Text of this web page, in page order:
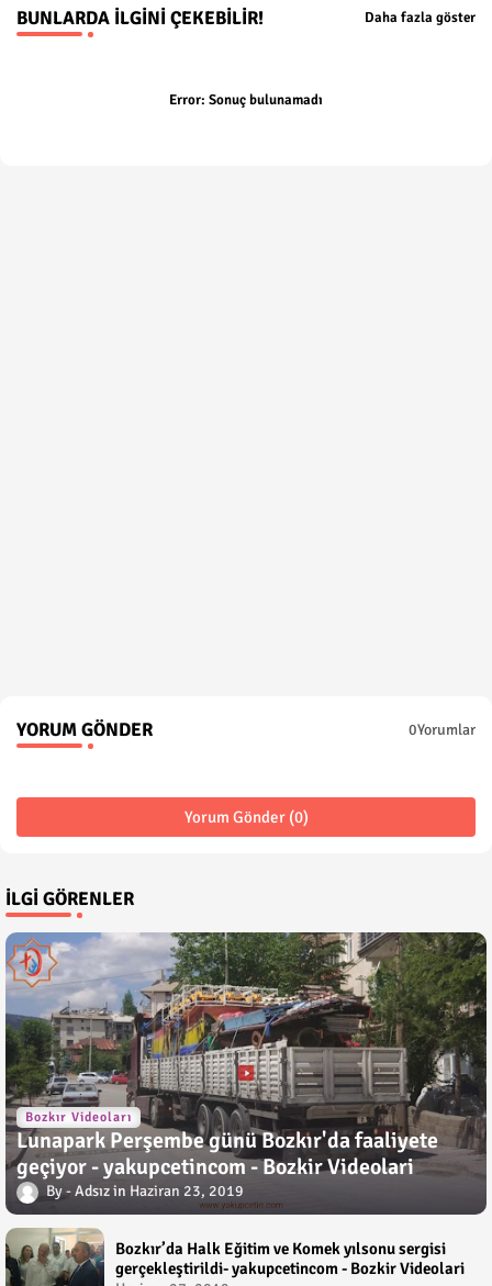
BUNLARDA İLGINI ÇEKEBILIR! Daha fazla göster
Error: Sonuç bulunamadı
YORUM GÖNDER 0Yorumlar
Yorum Gönder (0)
İLGI GÖRENLER
Bozkır Videoları
Lunapark Perşembe günü Bozkır'da faaliyete
geçiyor - yakupcetincom - Bozkir Videolari
Adsız Haziran 23, 2019
Bozkır’da Halk Eğitim ve Komek yılsonu sergisi
gerçekleştirildi- yakupcetincom - Bozkir Videolari